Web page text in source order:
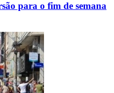
para o fim de semana